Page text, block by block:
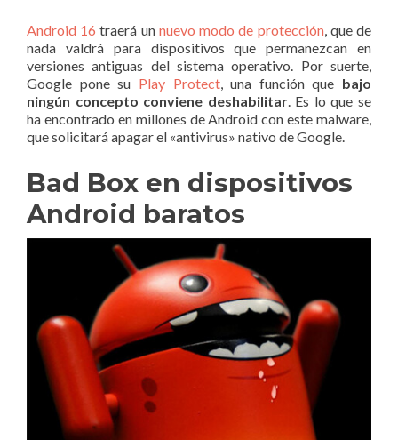
Android 16 traerá un nuevo modo de protección, que de
nada valdrá para dispositivos que permanezcan en
versiones antiguas del sistema operativo. Por suerte,
Google pone su Play Protect, una función que bajo
ningún concepto conviene deshabilitar. Es lo que se
ha encontrado en millones de Android con este malware,
que solicitará apagar el «antivirus» nativo de Google.
Bad Box en dispositivos
Android baratos